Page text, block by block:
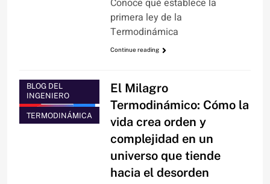
Conoce qué establece la
primera ley de la
Termodinámica
Continue reading
BLOG DEL
INGENIERO
TERMODINÁMICA
El Milagro
Termodinámico: Cómo la
vida crea orden y
complejidad en un
universo que tiende
hacia el desorden